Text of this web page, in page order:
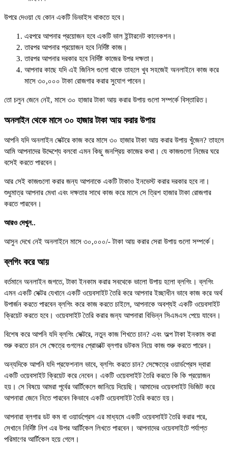
উপরে দেওয়া যে কোন একটি ডিভাইস থাকতে হবে।
এরপরে আপনার প্রয়োজন হবে একটি ভাল ইন্টারনেট কানেকশন।
তারপর আপনার প্রয়োজন হবে নির্দিষ্ট কাজ।
তারপর আপনার দরকার হবে নির্দিষ্ট কাজের উপর দক্ষতা।
আপনার কাছে যদি এই জিনিস গুলো থাকে তাহলে খুব সহজেই অনলাইনে কাজ করে
মাসে ৩০,০০০ টাকা রোজগার করার সুযোগ পাবেন।
তো চলুন জেনে নেই, মাসে ৩০ হাজার টাকা আয় করার উপায় গুলো সম্পর্কে বিস্তারিত।
অনলাইন থেকে মাসে ৩০ হাজার টাকা আয় করার উপায়
আপনি যদি অনলাইন সেক্টরে কাজ করে মাসে ৩০ হাজার টাকা আয় করার উপায় খুঁজেন? তাহলে
আমি আপনাদের উদ্দেশ্যে বলবো এমন কিছু জনপ্রিয় কাজের কথা। যে কাজগুলো নিজের ঘরে
বসেই করতে পারবেন।
আর সেই কাজগুলো করার জন্য আপনাকে একটি টাকাও ইনভেস্ট করার দরকার হবে না।
শুধুমাত্র আপনার মেধা এবং দক্ষতার সাথে কাজ করে মাসে সে ত্রিশ হাজার টাকা রোজগার
করতে পারবেন।
আরও দেখুন..
আসুন দেখে নেই অনলাইনে মাসে ৩০,০০০/- টাকা আয় করার সেরা উপায় গুলো সম্পর্কে।
ব্লগিং করে আয়
বর্তমানে অনলাইন জগতে, টাকা ইনকাম করার সবথেকে ভালো উপায় হলো ব্লগিং। ব্লগিং
এমন একটি সেক্টর যেখানে একটি ওয়েবসাইট তৈরি করে আপনার ইচ্ছাধীন ভাবে কাজ করে অর্থ
উপার্জন করতে পারবেন ব্লগিং করে কাজ করতে চাইলে, আপনাকে অবশ্যই একটি ওয়েবসাইট
ক্রিয়েট করতে হবে। ওয়েবসাইট তৈরি করার জন্য আপনারা বিভিন্ন সিএমএস পেয়ে যাবেন।
বিশেষ করে আপনি যদি ব্লগিং সেক্টরে, নতুন কাজ শিখতে চান? এবং অল্প টাকা ইনকাম করা
শুরু করতে চান সে ক্ষেত্রে গুগলের প্রোডাক্ট ব্লগার ডটকম নিয়ে কাজ শুরু করতে পারেন।
অন্যদিকে আপনি যদি প্রফেশনাল ভাবে, ব্লগিং করতে চান? সেক্ষেত্রে ওয়ার্ডপ্রেস দ্বারা
একটি ওয়েবসাইট ক্রিয়েট করে নেবেন। একটি ওয়েবসাইট তৈরি করতে কি কি প্রয়োজন
হয়। সে বিষয়ে আমরা পূর্বের আর্টিকেলে জানিয়ে দিয়েছি। আমাদের ওয়েবসাইট ভিজিট করে
আপনারা জেনে নিতে পারবেন কিভাবে একটি ওয়েবসাইট তৈরি করতে হয়।
আপনারা ব্লগার ডট কম বা ওয়ার্ডপ্রেস এর মাধ্যমে একটি ওয়েবসাইট তৈরি করার পরে,
সেখানে নির্দিষ্ট নিশ এর উপর আর্টিকেল লিখতে পারবেন। আপনাদের ওয়েবসাইটে পর্যাপ্ত
পরিমাণের আর্টিকেল হয়ে গেলে।